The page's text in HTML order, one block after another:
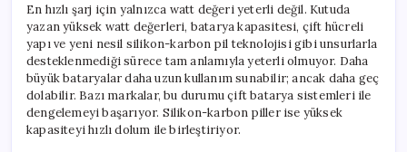
En hızlı şarj için yalnızca watt değeri yeterli değil. Kutuda
yazan yüksek watt değerleri, batarya kapasitesi, çift hücreli
yapı ve yeni nesil silikon-karbon pil teknolojisi gibi unsurlarla
desteklenmediği sürece tam anlamıyla yeterli olmuyor. Daha
büyük bataryalar daha uzun kullanım sunabilir; ancak daha geç
dolabilir. Bazı markalar, bu durumu çift batarya sistemleri ile
dengelemeyi başarıyor. Silikon-karbon piller ise yüksek
kapasiteyi hızlı dolum ile birleştiriyor.